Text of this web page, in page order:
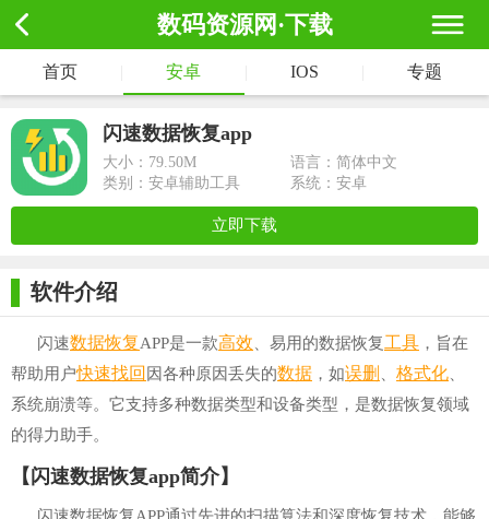
数码资源网·下载
首页 安卓 IOS 专题
闪速数据恢复app
大小： 79.50M
语言：简体中文
类别：安卓辅助工具
系统：安卓
立即下载
软件介绍
闪速数据恢复APP是一款高效 、易用的数据恢复工具 ，旨在
帮助用户快速找回因各种原因丢失的数据 ，如误删 格式化
系统崩溃等。它支持多种数据类型和设备类型，是数据恢复领域
的得力助手。
【闪速数据恢复app简介】